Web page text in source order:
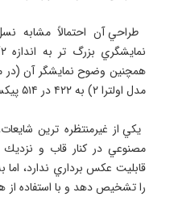
طراحي آن احتمالاً مشابه
يكي از غيرمنتظره ترين
مصنوعي در كنار قاب و
قابليت عكس برداري ندارد،
را تشخيص دهد و با استفاده از